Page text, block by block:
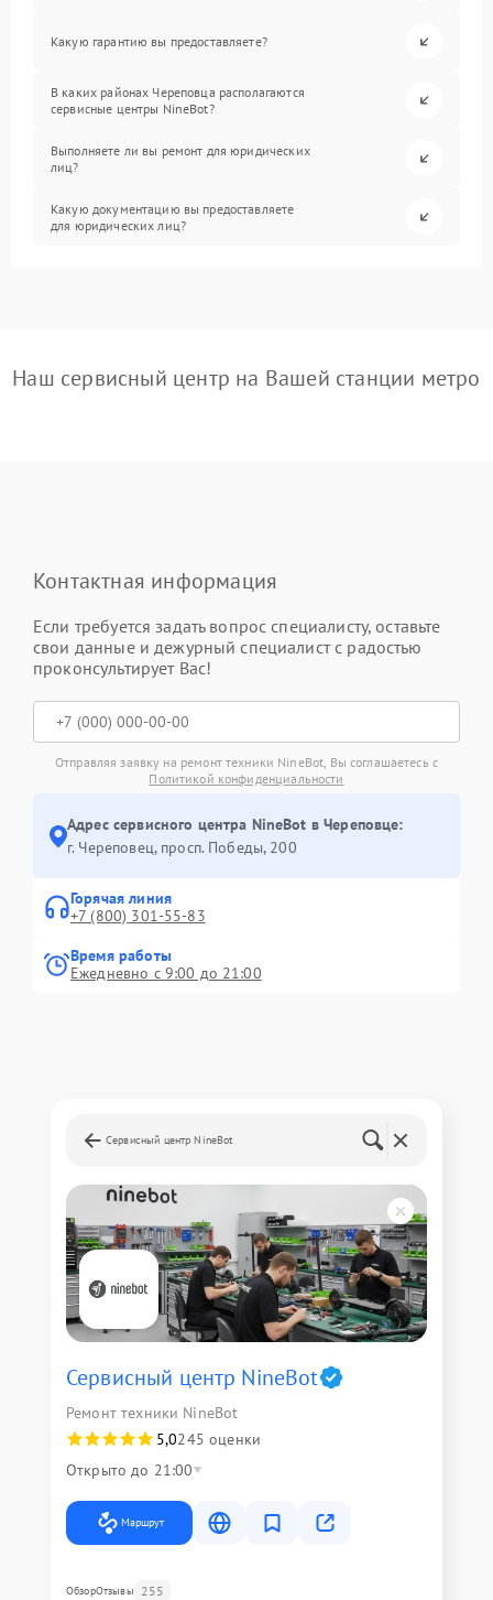
Какую гарантию вы предоставляете?
В каких районах Череповца располагаются
сервисные центры NineBot?
Выполняете ли вы ремонт для юридических
лиц?
Какую документацию вы предоставляете
для юридических лиц?
Наш сервисный центр на Вашей станции метро
Контактная информация
Если требуется задать вопрос специалисту, оставьте
свои данные и дежурный специалист с радостью
проконсультирует Вас!
Отправляя заявку на ремонт техники NineBot, Вы соглашаетесь с
Политикой конфиденциальности
Адрес сервисного центра NineBot в Череповце:
г. Череповец, просп. Победы, 200
Горячая линия
+7 (800) 301-55-83
Время работы
Ежедневно с 9:00 до 21:00
Сервисный центр NineBot
Сервисный центр NineBot
Ремонт техники NineBot
5,0245 оценки
Открыто до 21:00
Маршрут
ОбзорОтзывы 255